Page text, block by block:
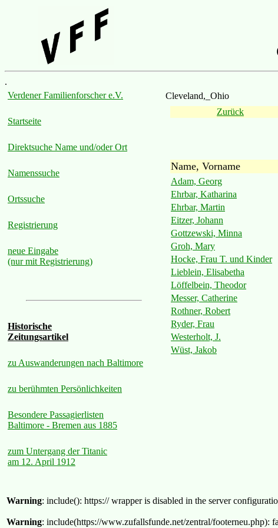
.
Verdener Familienforscher e.V.
Startseite
Direktsuche Name und/oder Ort
Namenssuche
Ortssuche
Registrierung
neue Eingabe
(nur mit Registrierung)
Historische
Zeitungsartikel
zu Auswanderungen nach Baltimore
zu berühmten Persönlichkeiten
Besondere Passagierlisten
Baltimore - Bremen aus 1885
zum Untergang der Titanic
am 12. April 1912
Cleveland,_Ohio
Zurück
Name, Vorname
Adam, Georg
Ehrbar, Katharina
Ehrbar, Martin
Eitzer, Johann
Gottzewski, Minna
Groh, Mary
Hocke, Frau T. und Kinder
Lieblein, Elisabetha
Löffelbein, Theodor
Messer, Catherine
Rothner, Robert
Ryder, Frau
Westerholt, J.
Wüst, Jakob
Warning: include(): https:// wrapper is disabled in the server
Warning: include(https://www.zufallsfunde.net/zentral/footerneu.php):